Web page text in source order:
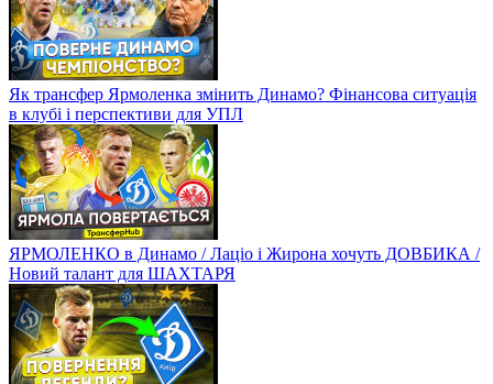
Як трансфер Ярмоленка змінить Динамо? Фінансова ситуація
в клубі і перспективи для УПЛ
ЯРМОЛЕНКО в Динамо / Лаціо і Жирона хочуть ДОВБИКА /
Новий талант для ШАХТАРЯ